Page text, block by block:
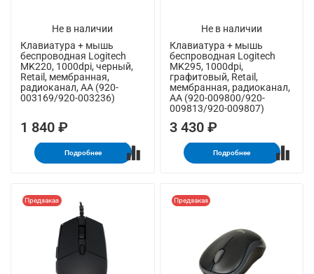
Не в наличии
Клавиатура + мышь
беспроводная Logitech
MK220, 1000dpi, черный,
Retail, мембранная,
радиоканал, AA (920-
003169/920-003236)
1 840 ₽
Подробнее
Не в наличии
Клавиатура + мышь
беспроводная Logitech
MK295, 1000dpi,
графитовый, Retail,
мембранная, радиоканал,
AA (920-009800/920-
009813/920-009807)
3 430 ₽
Подробнее
Предзаказ Предзаказ